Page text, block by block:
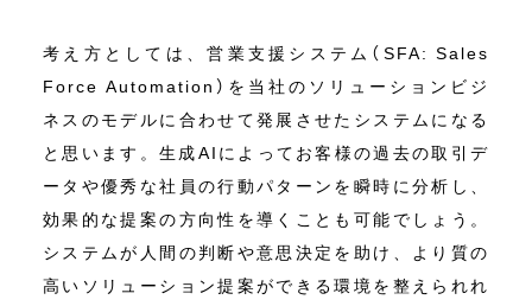
考え方としては、営業支援システム（SFA: Sales
Force Automation）を当社のソリューションビジ
ネスのモデルに合わせて発展させたシステムになる
と思います。生成AIによってお客様の過去の取引デ
ータや優秀な社員の行動パターンを瞬時に分析し、
効果的な提案の方向性を導くことも可能でしょう。
システムが人間の判断や意思決定を助け、より質の
高いソリューション提案ができる環境を整えられれ